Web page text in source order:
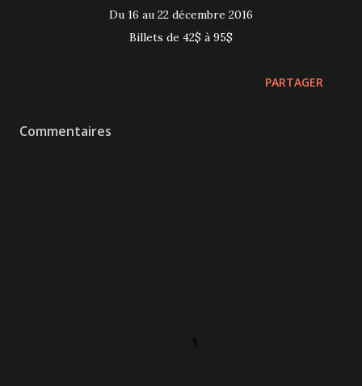
Du 16 au 22 décembre 2016
Billets de 42$ à 95$
PARTAGER
Commentaires